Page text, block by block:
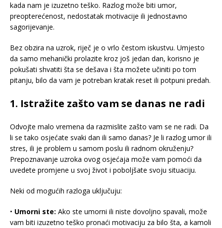
kada nam je izuzetno teško. Razlog može biti umor,
preopterećenost, nedostatak motivacije ili jednostavno
sagorijevanje.
Bez obzira na uzrok, riječ je o vrlo čestom iskustvu. Umjesto
da samo mehanički prolazite kroz još jedan dan, korisno je
pokušati shvatiti šta se dešava i šta možete učiniti po tom
pitanju, bilo da vam je potreban kratak reset ili potpuni predah.
1. Istražite zašto vam se danas ne radi
Odvojte malo vremena da razmislite zašto vam se ne radi. Da
li se tako osjećate svaki dan ili samo danas? Je li razlog umor ili
stres, ili je problem u samom poslu ili radnom okruženju?
Prepoznavanje uzroka ovog osjećaja može vam pomoći da
uvedete promjene u svoj život i poboljšate svoju situaciju.
Neki od mogućih razloga uključuju:
• Umorni ste: Ako ste umorni ili niste dovoljno spavali, može
vam biti izuzetno teško pronaći motivaciju za bilo šta, a kamoli